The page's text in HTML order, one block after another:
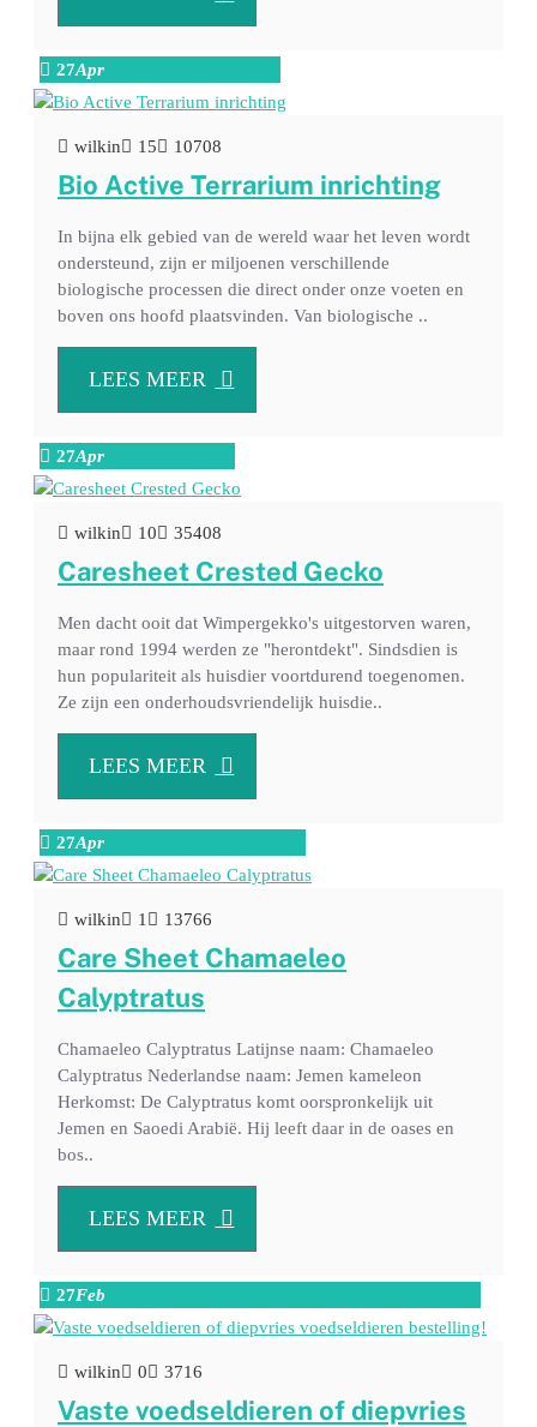
27Apr
wilkin 15 10708
Bio Active Terrarium inrichting
In bijna elk gebied van de wereld waar het leven wordt
ondersteund, zijn er miljoenen verschillende
biologische processen die direct onder onze voeten en
boven ons hoofd plaatsvinden. Van biologische ..
LEES MEER
27Apr
wilkin 10 35408
Caresheet Crested Gecko
Men dacht ooit dat Wimpergekko's uitgestorven waren,
maar rond 1994 werden ze "herontdekt". Sindsdien is
hun populariteit als huisdier voortdurend toegenomen.
Ze zijn een onderhoudsvriendelijk huisdie..
LEES MEER
27Apr
wilkin 1 13766
Care Sheet Chamaeleo
Calyptratus
Chamaeleo Calyptratus Latijnse naam: Chamaeleo
Calyptratus Nederlandse naam: Jemen kameleon
Herkomst: De Calyptratus komt oorspronkelijk uit
Jemen en Saoedi Arabië. Hij leeft daar in de oases en
bos..
LEES MEER
27Feb
wilkin 0 3716
Vaste voedseldieren of diepvries